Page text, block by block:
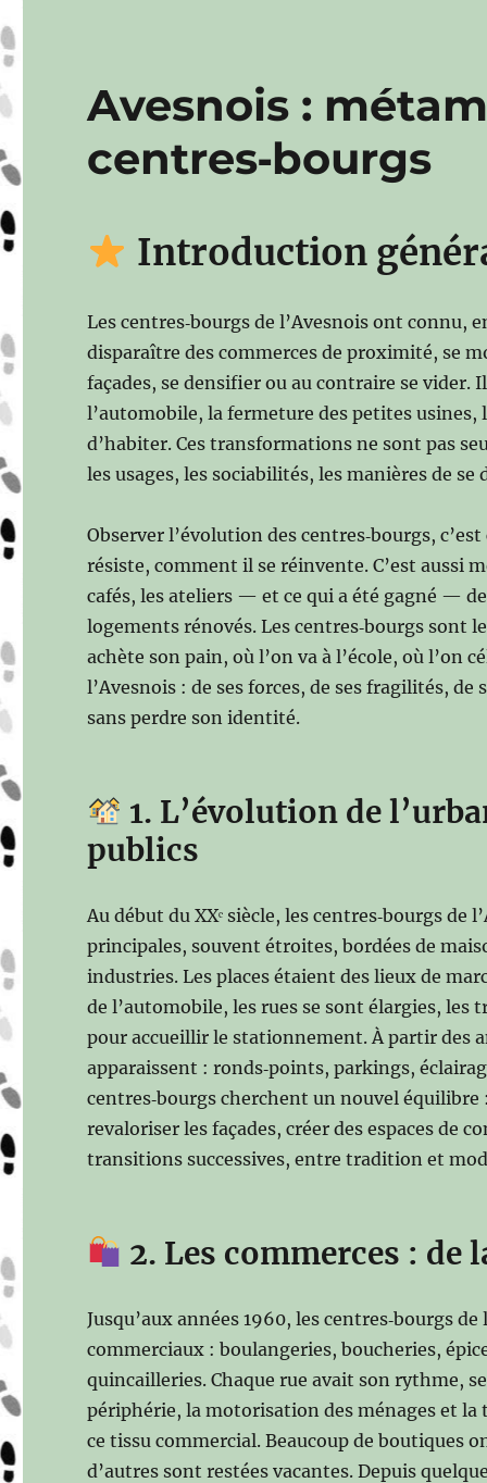
Avesnois :
centres‑bourgs
Introduction
Les centres‑bourgs de l’Avesnois ont
disparaître des commerces de proximité, se
façades, se densifier ou au contraire se vider.
l’automobile, la fermeture des petites
d’habiter. Ces transformations ne sont pas
les usages, les sociabilités, les manières de
Observer l’évolution des centres‑bourgs,
résiste, comment il se réinvente. C’est aussi
cafés, les ateliers — et ce qui a été gagné —
logements rénovés. Les centres‑bourgs sont
achète son pain, où l’on va à l’école, où l’on
l’Avesnois : de ses forces, de ses fragilités,
sans perdre son identité.
1. L’évolution de
publics
Au début du XXᵉ siècle, les centres‑bourgs
principales, souvent étroites, bordées de
industries. Les places étaient des lieux de
de l’automobile, les rues se sont élargies,
pour accueillir le stationnement. À partir des
apparaissent : ronds‑points, parkings,
centres‑bourgs cherchent un nouvel
revaloriser les façades, créer des espaces de
transitions successives, entre tradition et
2. Les commerces :
Jusqu’aux années 1960, les centres‑bourgs
commerciaux : boulangeries, boucheries,
quincailleries. Chaque rue avait son rythme,
périphérie, la motorisation des ménages et
ce tissu commercial. Beaucoup de boutiques
d’autres sont restées vacantes. Depuis